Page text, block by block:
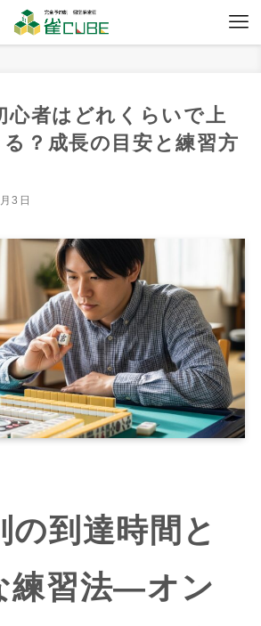
心者はどれくらいで上
？成長の目安と練習方
3日
の到達時間と
練習法—オン